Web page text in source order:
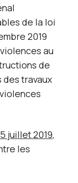
de la loi
2019
au
de
travaux
juillet 2019,
les